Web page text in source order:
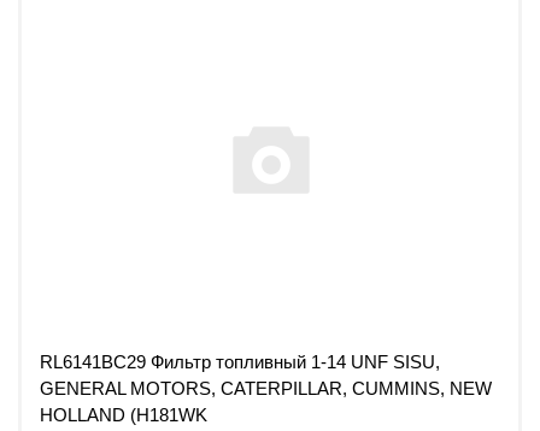
RL6141BC29 Фильтр топливный 1-14 UNF SISU,
GENERAL MOTORS, CATERPILLAR, CUMMINS, NEW
HOLLAND (H181WK